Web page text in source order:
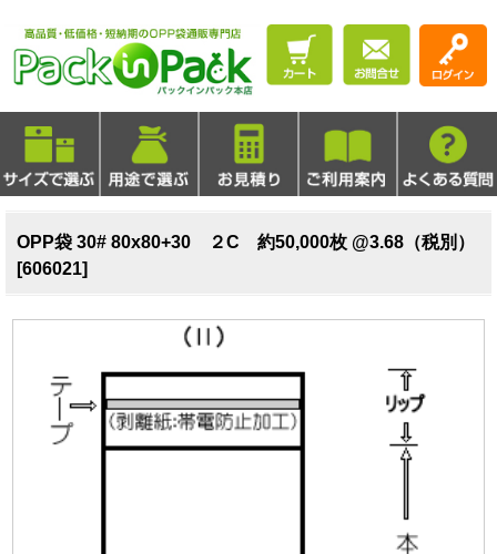
OPP袋 30# 80x80+30 ２C 約50,000枚 @3.68（税別）
[606021]